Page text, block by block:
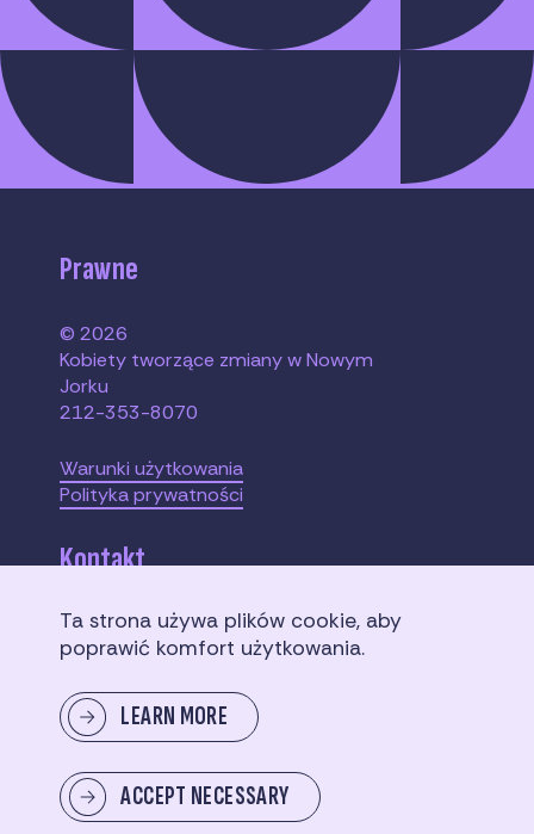
Prawne
© 2026
Kobiety tworzące zmiany w Nowym
Jorku
212-353-8070
Warunki użytkowania
Polityka prywatności
Kontakt
110 W. 40th Street,
Suite 2207
Wyślij nam wiadomość
Ta strona używa plików cookie, aby
poprawić komfort użytkowania.
LEARN MORE
ACCEPT NECESSARY